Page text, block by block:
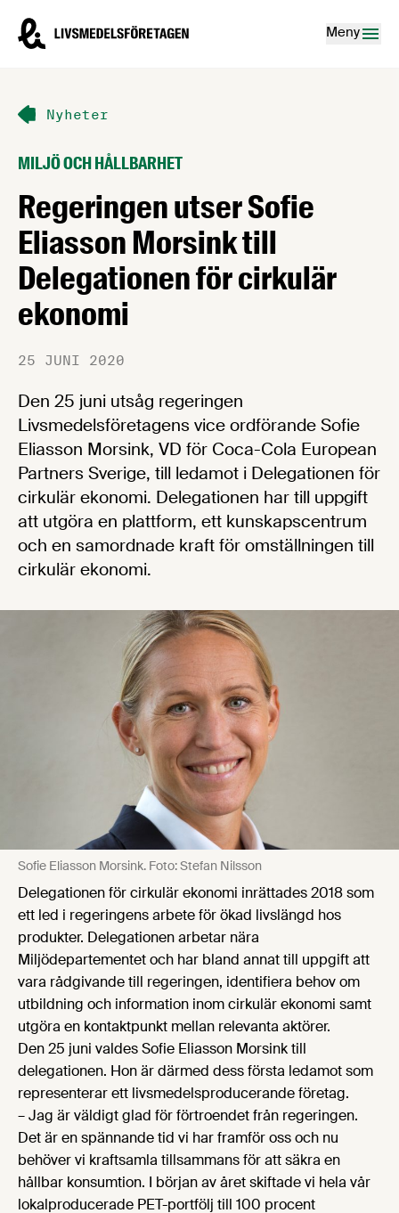
Livsmedelsföretagen – till startsidan
Meny
Nyheter
MILJÖ OCH HÅLLBARHET
Regeringen utser Sofie
Eliasson Morsink till
Delegationen för cirkulär
ekonomi
25 JUNI 2020
Den 25 juni utsåg regeringen
Livsmedelsföretagens vice ordförande Sofie
Eliasson Morsink, VD för Coca-Cola European
Partners Sverige, till ledamot i Delegationen för
cirkulär ekonomi. Delegationen har till uppgift
att utgöra en plattform, ett kunskapscentrum
och en samordnade kraft för omställningen till
cirkulär ekonomi.
Sofie Eliasson Morsink. Foto: Stefan Nilsson
Delegationen för cirkulär ekonomi inrättades 2018 som
ett led i regeringens arbete för ökad livslängd hos
produkter. Delegationen arbetar nära
Miljödepartementet och har bland annat till uppgift att
vara rådgivande till regeringen, identifiera behov om
utbildning och information inom cirkulär ekonomi samt
utgöra en kontaktpunkt mellan relevanta aktörer.
Den 25 juni valdes Sofie Eliasson Morsink till
delegationen. Hon är därmed dess första ledamot som
representerar ett livsmedelsproducerande företag.
– Jag är väldigt glad för förtroendet från regeringen.
Det är en spännande tid vi har framför oss och nu
behöver vi kraftsamla tillsammans för att säkra en
hållbar konsumtion. I början av året skiftade vi hela vår
lokalproducerade PET-portfölj till 100 procent